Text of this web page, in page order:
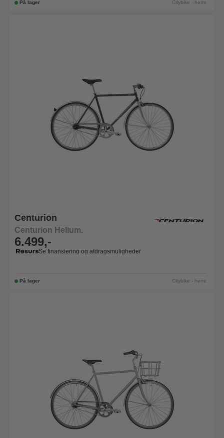
På lager Citybike - herre
Centurion
Centurion Helium.
6.499,-
Se finansiering og afdragsmuligheder
På lager Citybike - herre